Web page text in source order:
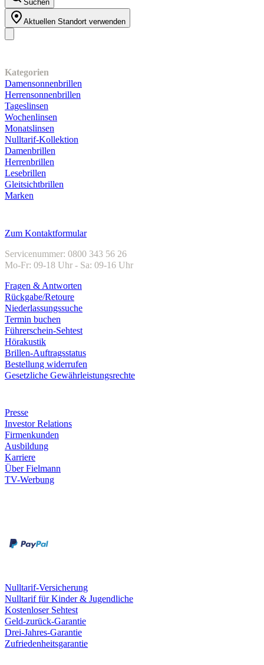
Suchen
Aktuellen Standort verwenden
Kategorien
Damensonnenbrillen
Herrensonnenbrillen
Tageslinsen
Wochenlinsen
Monatslinsen
Nulltarif-Kollektion
Damenbrillen
Herrenbrillen
Lesebrillen
Gleitsichtbrillen
Marken
Zum Kontaktformular
Servicenummer: 0800 343 56 26
Mo-Fr: 09-18 Uhr - Sa: 09-16 Uhr
Fragen & Antworten
Rückgabe/Retoure
Niederlassungssuche
Termin buchen
Führerschein-Sehtest
Hörakustik
Brillen-Auftragsstatus
Bestellung widerrufen
Gesetzliche Gewährleistungsrechte
Presse
Investor Relations
Firmenkunden
Ausbildung
Karriere
Über Fielmann
TV-Werbung
Nulltarif-Versicherung
Nulltarif für Kinder & Jugendliche
Kostenloser Sehtest
Geld-zurück-Garantie
Drei-Jahres-Garantie
Zufriedenheitsgarantie